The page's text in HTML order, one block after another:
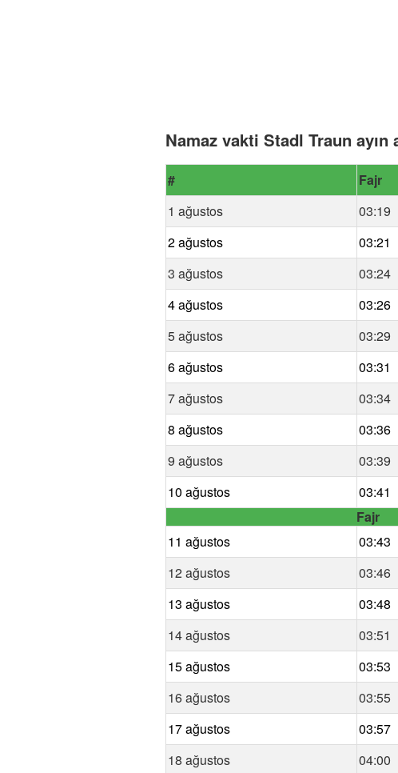
Namaz vakti Stadl Traun ayın
# Fajr
1 ağustos
03:19
2 ağustos
03:21
3 ağustos
03:24
4 ağustos
03:26
5 ağustos
03:29
6 ağustos
03:31
7 ağustos
03:34
8 ağustos
03:36
9 ağustos
03:39
10 ağustos
03:41
Fajr
11 ağustos
03:43
12 ağustos
03:46
13 ağustos
03:48
14 ağustos
03:51
15 ağustos
03:53
16 ağustos
03:55
17 ağustos
03:57
18 ağustos
04:00